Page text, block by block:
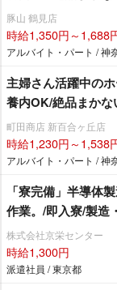
豚山 鶴見店
時給1,350円～1,688
アルバイト・パート / 神
主婦さん活躍中の
養内OK/絶品まか
町田商店 新百合ヶ丘店
時給1,230円～1,538
アルバイト・パート / 神
「寮完備」半導体
作業。/即入寮/製造
株式会社京栄センター
時給1,300円
派遣社員 / 東京都